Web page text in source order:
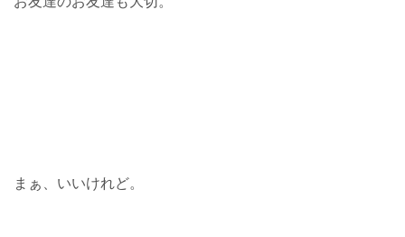
まぁ、いいけれど。